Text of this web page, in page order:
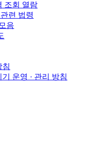
조회 열람
련 법령
음
침
운영 · 관리 방침